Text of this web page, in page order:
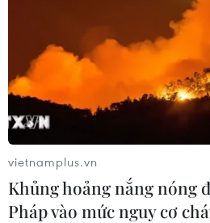
vietnamplus.vn
Khủng hoảng nắng nóng
Pháp vào mức nguy cơ